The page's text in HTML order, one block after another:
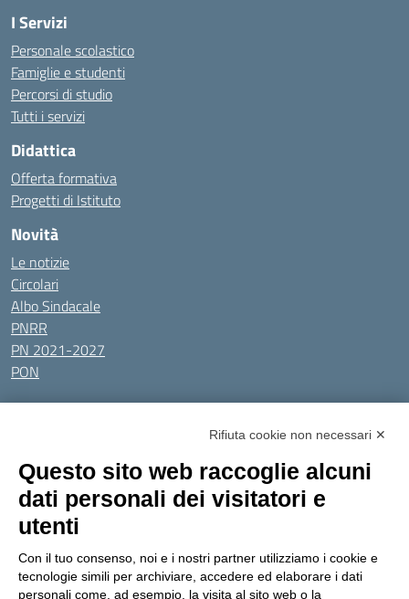
I Servizi
Personale scolastico
Famiglie e studenti
Percorsi di studio
Tutti i servizi
Didattica
Offerta formativa
Progetti di Istituto
Novità
Le notizie
Circolari
Albo Sindacale
PNRR
PN 2021-2027
PON
Tutti gli argomenti
Amministrazione Trasparente
Privacy Policy
Dichiarazione di accessibilitàObiettivi di accessibilità
Seguici su:
Indirizzo:Via Gaetano Donizetti 30, Collegno
Centralino:0114053925 Email: toic8cg002@istruzione.it
Rifiuta cookie non necessari ✕
Questo sito web raccoglie alcuni
dati personali dei visitatori e
utenti
Con il tuo consenso, noi e i nostri partner utilizziamo i cookie e
tecnologie simili per archiviare, accedere ed elaborare i dati
personali come, ad esempio, la visita al sito web o la